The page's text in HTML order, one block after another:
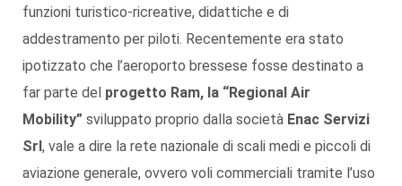
funzioni turistico-ricreative, didattiche e di
addestramento per piloti. Recentemente era stato
ipotizzato che l’aeroporto bressese fosse destinato a
far parte del progetto Ram, la “Regional Air
Mobility” sviluppato proprio dalla società Enac Servizi
Srl, vale a dire la rete nazionale di scali medi e piccoli di
aviazione generale, ovvero voli commerciali tramite l’uso